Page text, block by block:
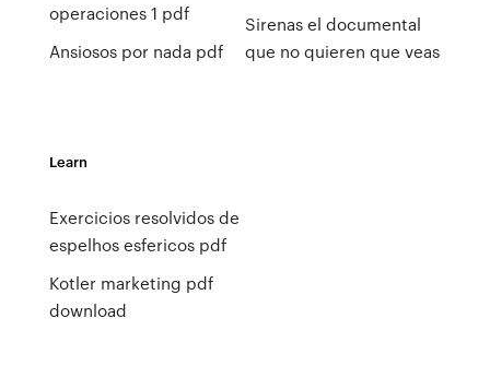
operaciones 1 pdf
Ansiosos por nada pdf
Sirenas el documental
que no quieren que veas
Learn
Exercicios resolvidos de
espelhos esfericos pdf
Kotler marketing pdf
download